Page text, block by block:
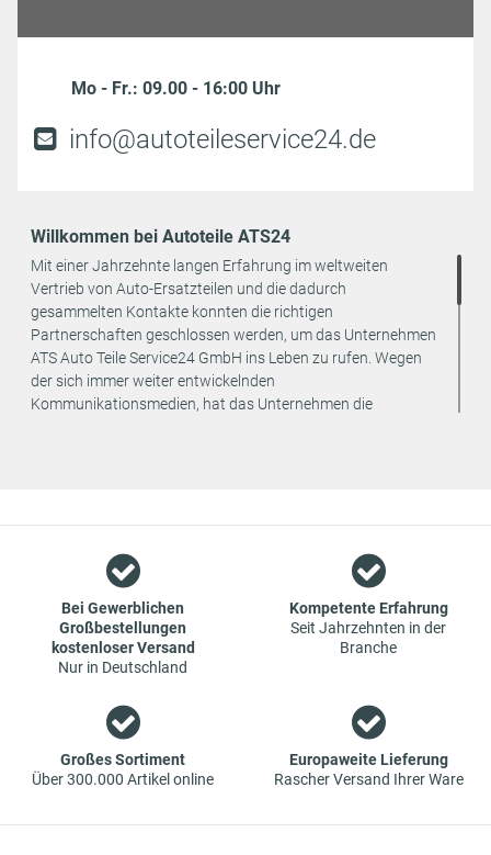
Mo - Fr.: 09.00 - 16:00 Uhr
info@autoteileservice24.de
Willkommen bei Autoteile ATS24
Mit einer Jahrzehnte langen Erfahrung im weltweiten
Vertrieb von Auto-Ersatzteilen und die dadurch
gesammelten Kontakte konnten die richtigen
Partnerschaften geschlossen werden, um das Unternehmen
ATS Auto Teile Service24 GmbH ins Leben zu rufen. Wegen
der sich immer weiter entwickelnden
Kommunikationsmedien, hat das Unternehmen die
Einzelhandels für Fahrzeug-Ersatzteile. Die Konzentration
liegt bei Verschleißteilen - wir bieten Original-Ersatzteile und
Marken-Ersatzteile von Erstausrüstern zu absoluten Top-
Konditionen an. Dies bedeutet aber auch, dass wenn Sie mal
das gewünschte Ersatzteil in unseren online-Angeboten
nicht finden, Sie uns gerne kontaktieren können. Sie können
garantiert günstigen Preisen.
Bei Gewerblichen
Großbestellungen
kostenloser Versand
Nur in Deutschland
Kompetente Erfahrung
Seit Jahrzehnten in der
Branche
Großes Sortiment
Über 300.000 Artikel online
Europaweite Lieferung
Rascher Versand Ihrer Ware